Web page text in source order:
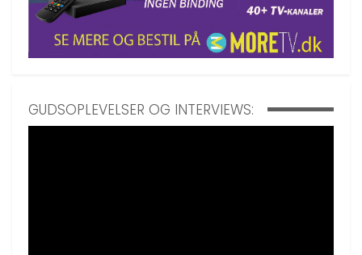
GUDSOPLEVELSER OG INTERVIEWS: